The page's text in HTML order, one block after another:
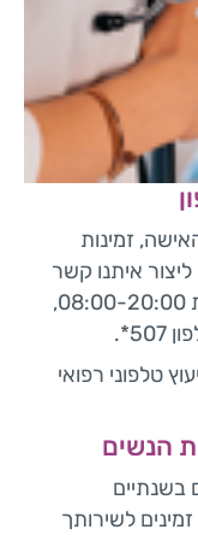
זמינות
איתנו קשר
בשעות הפעילות, ימים א'-ה' בין השעות 08:00-20:00,
טלפוני רפואי
הנשים
בשנתיים
לשירותך